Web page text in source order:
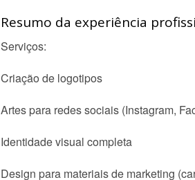
Resumo da experiência
Serviços:
Criação de logotipos
Artes para redes sociais (Instagram,
Identidade visual completa
Design para materiais de marketing